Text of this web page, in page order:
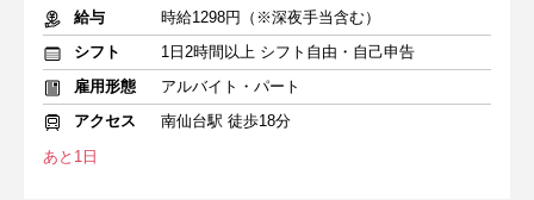
給与
時給1298円（※深夜手当含む）
シフト
1日2時間以上 シフト自由・自己申告
雇用形態
アルバイト・パート
アクセス
南仙台駅 徒歩18分
あと1日